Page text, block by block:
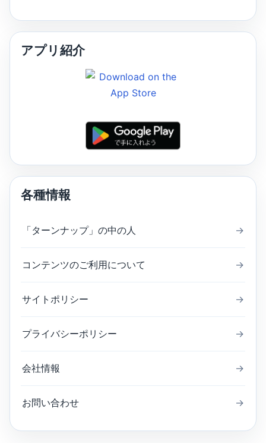
アプリ紹介
各種情報
「ターンナップ」の中の人 →
コンテンツのご利用について →
サイトポリシー →
プライバシーポリシー →
会社情報 →
お問い合わせ →